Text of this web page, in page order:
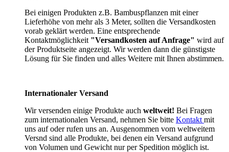
Bei einigen Produkten z.B. Bambuspflanzen mit einer
Lieferhöhe von mehr als 3 Meter, sollten die Versandkosten
vorab geklärt werden. Eine entsprechende
Kontaktmöglichkeit "Versandkosten auf Anfrage" wird auf
der Produktseite angezeigt. Wir werden dann die günstigste
Lösung für Sie finden und alles Weitere mit Ihnen abstimmen.
Internationaler Versand
Wir versenden einige Produkte auch weltweit! Bei Fragen
zum internationalen Versand, nehmen Sie bitte Kontakt mit
uns auf oder rufen uns an. Ausgenommen vom weltweitem
Versnd sind alle Produkte, bei denen ein Versand aufgrund
von Volumen und Gewicht nur per Spedition möglich ist.